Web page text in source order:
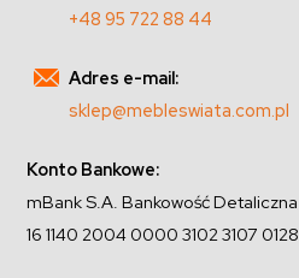
+48 95 722 88 44
Adres e-mail:
sklep@mebleswiata.com.pl
Konto Bankowe:
mBank S.A. Bankowość Detaliczna
16 1140 2004 0000 3102 3107 0128